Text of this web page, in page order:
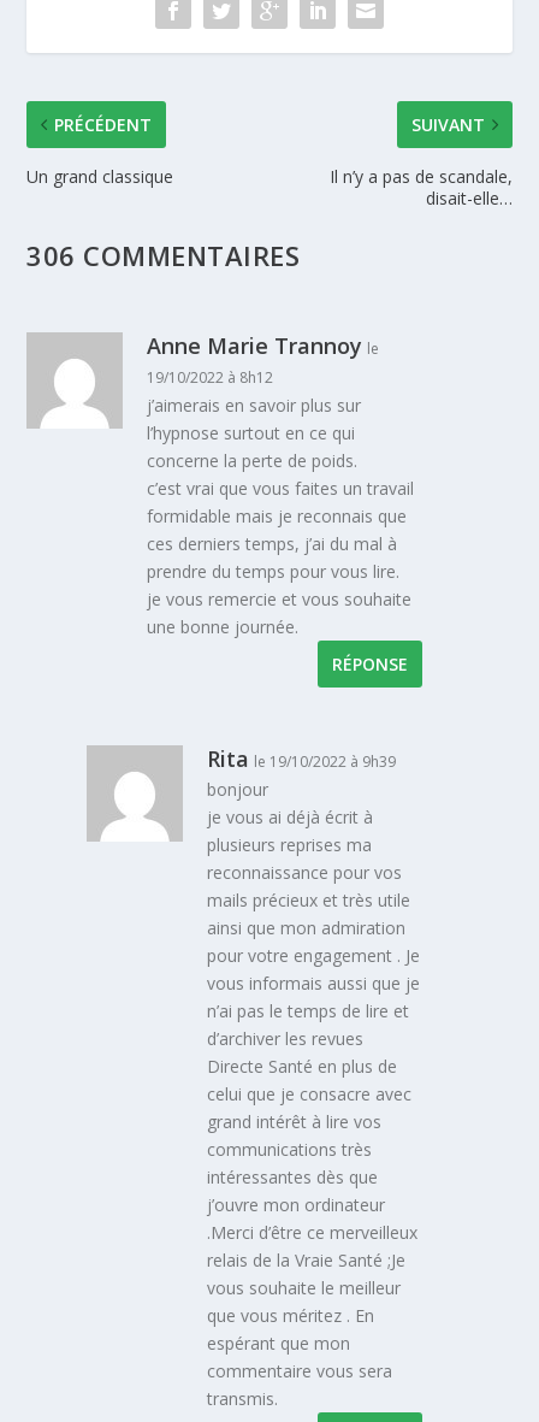
PRÉCÉDENT
Un grand classique
SUIVANT
Il n’y a pas de scandale,
disait-elle…
306 COMMENTAIRES
Anne Marie Trannoy le
19/10/2022 à 8h12
j’aimerais en savoir plus sur
l’hypnose surtout en ce qui
concerne la perte de poids.
c’est vrai que vous faites un travail
formidable mais je reconnais que
ces derniers temps, j’ai du mal à
prendre du temps pour vous lire.
je vous remercie et vous souhaite
une bonne journée.
RÉPONSE
Rita le 19/10/2022 à 9h39
bonjour
je vous ai déjà écrit à
plusieurs reprises ma
reconnaissance pour vos
mails précieux et très utile
ainsi que mon admiration
pour votre engagement . Je
vous informais aussi que je
n’ai pas le temps de lire et
d’archiver les revues
Directe Santé en plus de
celui que je consacre avec
grand intérêt à lire vos
communications très
intéressantes dès que
j’ouvre mon ordinateur
.Merci d’être ce merveilleux
relais de la Vraie Santé ;Je
vous souhaite le meilleur
que vous méritez . En
espérant que mon
commentaire vous sera
transmis.